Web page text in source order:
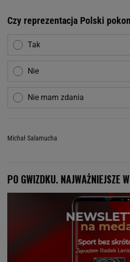
Czy reprezentacja Polski
Tak
Nie
Nie mam zdania
Michał Salamucha